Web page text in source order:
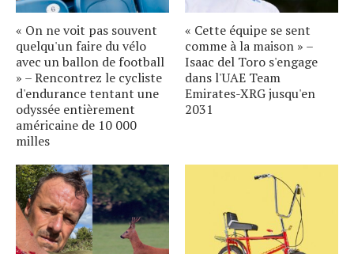
« On ne voit pas souvent
quelqu'un faire du vélo
avec un ballon de football
» – Rencontrez le cycliste
d'endurance tentant une
odyssée entièrement
américaine de 10 000
milles
« Cette équipe se sent
comme à la maison » –
Isaac del Toro s'engage
dans l'UAE Team
Emirates-XRG jusqu'en
2031